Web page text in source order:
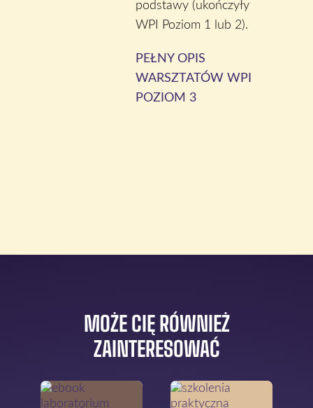
podstawy (ukończyły
WPI Poziom 1 lub 2).
PEŁNY OPIS
WARSZTATÓW WPI
POZIOM 3
MOŻE CIĘ RÓWNIEŻ
ZAINTERESOWAĆ